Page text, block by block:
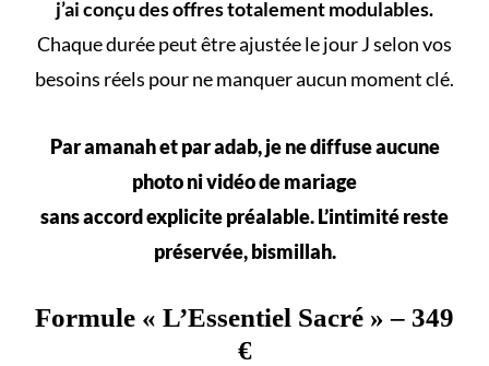
j’ai conçu des offres totalement modulables.
Chaque durée peut être ajustée le jour J selon vos
besoins réels pour ne manquer aucun moment clé.
Par amanah et par adab, je ne diffuse aucune
photo ni vidéo de mariage
sans accord explicite préalable. L’intimité reste
préservée, bismillah.
Formule « L’Essentiel Sacré » – 349
€